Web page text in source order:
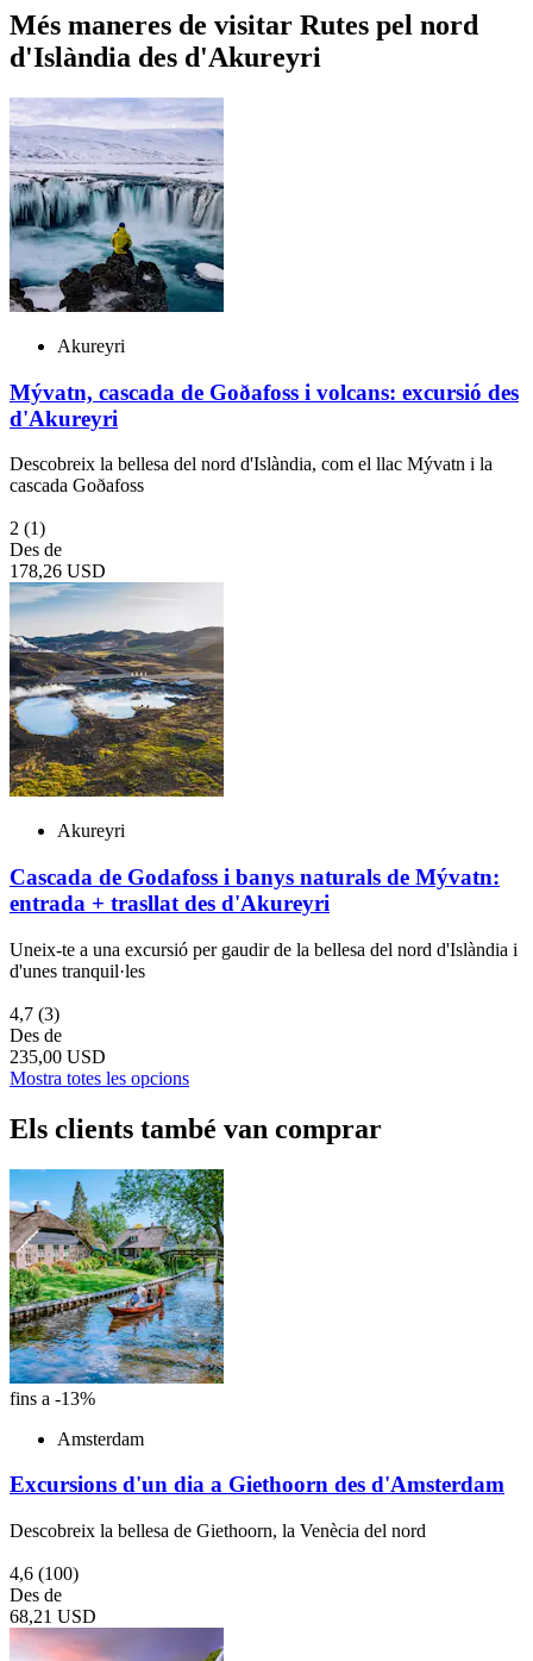
Més maneres de visitar Rutes pel nord
d'Islàndia des d'Akureyri
Akureyri
Mývatn, cascada de Goðafoss i volcans: excursió des
d'Akureyri
Descobreix la bellesa del nord d'Islàndia, com el llac Mývatn i la
cascada Goðafoss
2 (1)
Des de
178,26 USD
Akureyri
Cascada de Godafoss i banys naturals de Mývatn:
entrada + trasllat des d'Akureyri
Uneix-te a una excursió per gaudir de la bellesa del nord d'Islàndia i
d'unes tranquil·les
4,7 (3)
Des de
235,00 USD
Mostra totes les opcions
Els clients també van comprar
fins a -13%
Amsterdam
Excursions d'un dia a Giethoorn des d'Amsterdam
Descobreix la bellesa de Giethoorn, la Venècia del nord
4,6 (100)
Des de
68,21 USD